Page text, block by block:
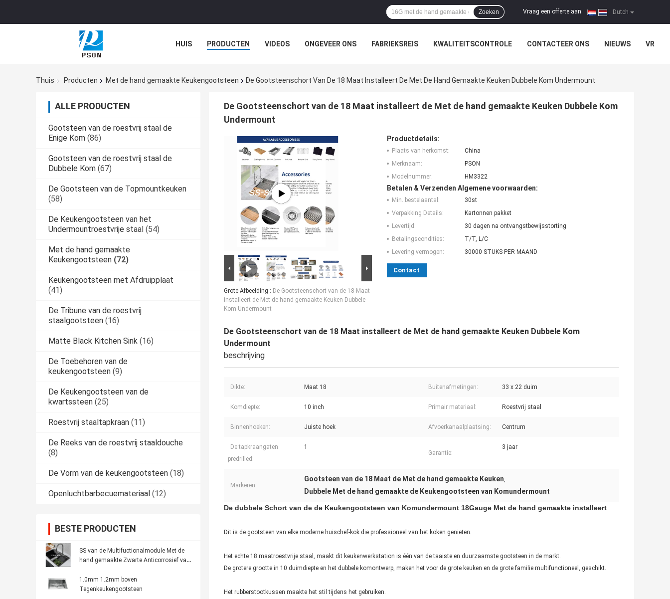
Dutch
Vraag een offerte aan
Zoeken
HUIS PRODUCTEN VIDEOS ONGEVEER ONS FABRIEKSREIS KWALITEITSCONTROLE CONTACTEER ONS NIEUWS VR
Thuis Producten Met de hand gemaakte Keukengootsteen De Gootsteenschort Van De 18 Maat Installeert De Met De Hand Gemaakte Keuken Dubbele Kom Undermount
ALLE PRODUCTEN
Gootsteen van de roestvrij staal de
Enige Kom (86)
Gootsteen van de roestvrij staal de
Dubbele Kom (67)
De Gootsteen van de Topmountkeuken
(58)
De Keukengootsteen van het
Undermountroestvrije staal (54)
Met de hand gemaakte
Keukengootsteen (72)
Keukengootsteen met Afdruipplaat
(41)
De Tribune van de roestvrij
staalgootsteen (16)
Matte Black Kitchen Sink (16)
De Toebehoren van de
keukengootsteen (9)
De Keukengootsteen van de
kwartssteen (25)
Roestvrij staaltapkraan (11)
De Reeks van de roestvrij staaldouche
(8)
De Vorm van de keukengootsteen (18)
Openluchtbarbecuemateriaal (12)
BESTE PRODUCTEN
SS van de Multifuctionalmodule Met de
hand gemaakte Zwarte Anticorrosief van
1.0mm 1.2mm boven
Tegenkeukengootsteen
De Gootsteenschort van de 18 Maat installeert de Met de hand gemaakte Keuken Dubbele Kom
Undermount
Grote Afbeelding : De Gootsteenschort van de 18 Maat
installeert de Met de hand gemaakte Keuken Dubbele
Kom Undermount
Productdetails:
Plaats van herkomst:
China
Merknaam:
PSON
Modelnummer:
HM3322
Betalen & Verzenden Algemene voorwaarden:
Min. bestelaantal:
30st
Verpakking Details:
Kartonnen pakket
Levertijd:
30 dagen na ontvangstbewijsstorting
Betalingscondities:
T/T, L/C
Levering vermogen:
30000 STUKS PER MAAND
Contact
De Gootsteenschort van de 18 Maat installeert de Met de hand gemaakte Keuken Dubbele Kom
Undermount
beschrijving
Dikte: Maat 18 Buitenafmetingen: 33 x 22 duim
Komdiepte: 10 inch Primair materiaal: Roestvrij staal
Binnenhoeken: Juiste hoek Afvoerkanaalplaatsing: Centrum
De tapkraangaten
predrilled:
1
Garantie:
3 jaar
Markeren:
Gootsteen van de 18 Maat de Met de hand gemaakte Keuken,
Dubbele Met de hand gemaakte de Keukengootsteen van Komundermount
De dubbele Schort van de de Keukengootsteen van Komundermount 18Gauge Met de hand gemaakte installeert
Dit is de gootsteen van elke moderne huischef-kok die professioneel van het koken genieten.
Het echte 18 maatroestvrije staal, maakt dit keukenwerkstation is één van de taaiste en duurzaamste gootsteen in de markt.
De grotere grootte in 10 duimdiepte en het dubbele komontwerp, maken het voor de grote keuken en de grote familie multifunctioneel, geschikt.
Het rubberstootkussen maakte het stil tijdens het gebruiken.